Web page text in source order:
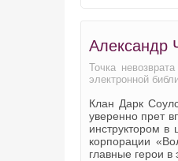
Александр
Точка
электронной
Клан Дарк
уверенно прет
инструктором
корпорации
главные герои в